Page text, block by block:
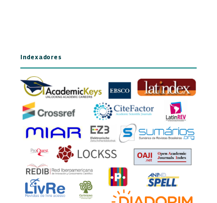
Indexadores